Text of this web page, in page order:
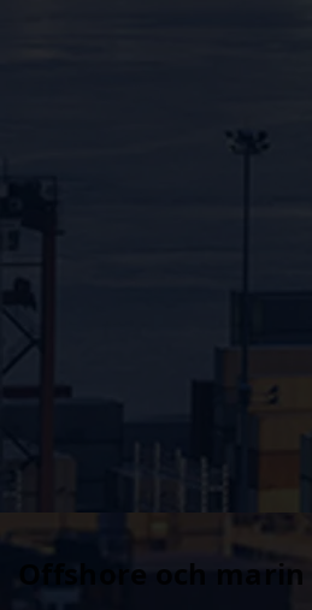
Offshore och marin